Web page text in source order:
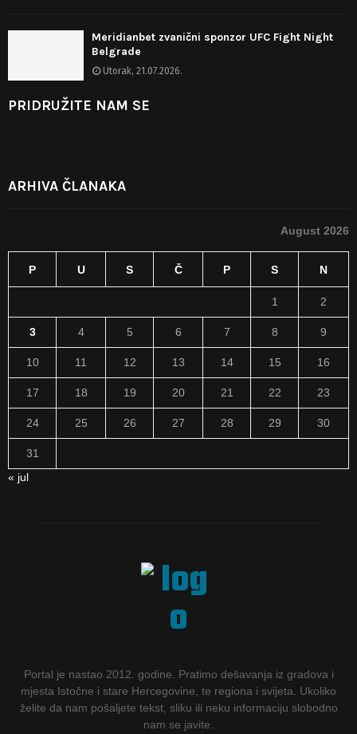
Meridianbet zvanični sponzor UFC Fight Night
Belgrade
Utorak, 21.07.2026.
PRIDRUŽITE NAM SE
ARHIVA ČLANAKA
August 2026
P U S Č P S N
1 2
3 4 5 6 7 8 9
10 11 12 13 14 15 16
17 18 19 20 21 22 23
24 25 26 27 28 29 30
31
« jul
Portal je nastao 2012. godine. Pratimo dešavanja iz gradova i
mjesta Istočne i stare Hercegovine, te regiona i svijeta. Ukoliko
želite da nam pošaljete tekst, sliku ili neku informaciju slobodno
nam se javite.